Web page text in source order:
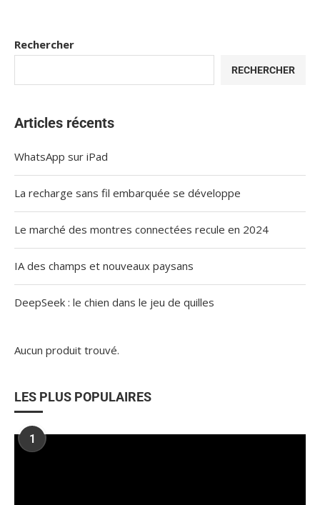
Rechercher
RECHERCHER
Articles récents
WhatsApp sur iPad
La recharge sans fil embarquée se développe
Le marché des montres connectées recule en 2024
IA des champs et nouveaux paysans
DeepSeek : le chien dans le jeu de quilles
Aucun produit trouvé.
LES PLUS POPULAIRES
1